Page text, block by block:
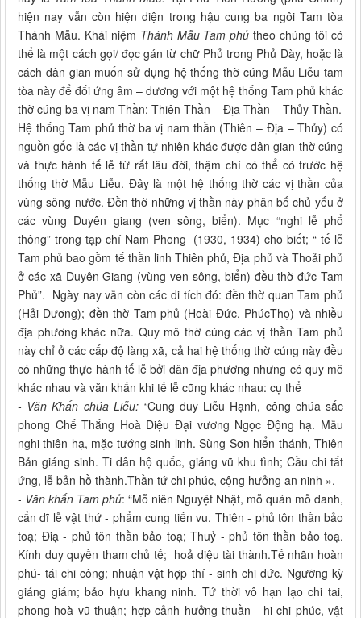
hiện nay vẫn còn hiện diện trong hậu cung ba ngôi Tam tòa
Thánh Mẫu. Khái niệm Thánh Mẫu Tam phủ theo chúng tôi có
thể là một cách gọi/ đọc gán từ chữ Phủ trong Phủ Dày, hoặc là
cách dân gian muốn sử dụng hệ thống thờ cúng Mẫu Liễu tam
tòa này để đối ứng âm – dương với một hệ thống Tam phủ khác
thờ cúng ba vị nam Thần: Thiên Thần – Địa Thần – Thủy Thần.
Hệ thống Tam phủ thờ ba vị nam thần (Thiên – Địa – Thủy) có
nguồn gốc là các vị thần tự nhiên khác được dân gian thờ cúng
và thực hành tế lễ từ rất lâu đời, thậm chí có thể có trước hệ
thống thờ Mẫu Liễu. Đây là một hệ thống thờ các vị thần của
vùng sông nước. Đền thờ những vị thần này phân bố chủ yếu ở
các vùng Duyên giang (ven sông, biển). Mục “nghi lễ phổ
thông” trong tạp chí Nam Phong (1930, 1934) cho biết; “ tế lễ
Tam phủ bao gồm tế thần linh Thiên phủ, Địa phủ và Thoải phủ
ở các xã Duyên Giang (vùng ven sông, biển) đều thờ đức Tam
Phủ”. Ngày nay vẫn còn các di tích đó: đền thờ quan Tam phủ
(Hải Dương); đền thờ Tam phủ (Hoài Đức, PhúcThọ) và nhiều
địa phương khác nữa. Quy mô thờ cúng các vị thần Tam phủ
này chỉ ở các cấp độ làng xã, cả hai hệ thống thờ cúng này đều
có những thực hành tế lễ bởi dân địa phương nhưng có quy mô
khác nhau và văn khấn khi tế lễ cũng khác nhau: cụ thể
- Văn Khấn chúa Liễu: “Cung duy Liễu Hạnh, công chúa sắc
phong Chế Thắng Hoà Diệu Đại v­ương Ngọc Động hạ. Mẫu
nghi thiên hạ, mặc tư­ớng sinh linh. Sùng Sơn hiển thánh, Thiên
Bản giáng sinh. Ti dân hộ quốc, giáng vũ khu tình; Cầu chi tất
ứng, lễ bản hồ thành.Thần tứ chi phúc, cộng h­ưởng an ninh ».
- Văn khấn Tam phủ: “Mỗ niên Nguyệt Nhật, mỗ quán mỗ danh,
cẩn dĩ lễ vật thứ - phẩm cung tiến vu. Thiên - phủ tôn thần bảo
toạ; Điạ - phủ tôn thần bảo toạ; Thuỷ - phủ tôn thần bảo toạ.
Kính duy quyền tham chủ tế; hoả diệu tài thành.Tế nhãn hoàn
phú- tái chi công; nhuận vật hợp thí - sinh chi đức. Ng­ưỡng kỳ
giáng giám; bảo hựu khang ninh. Tứ thời vô hạn lạo chi tai,
phong hoà vũ thuận; hợp cảnh h­ưởng thuần - hi chi phúc, vật